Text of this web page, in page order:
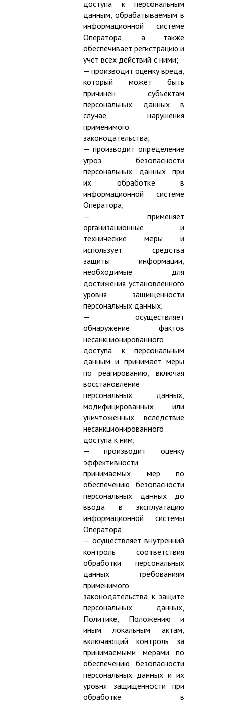
доступа к персональным
данным, обрабатываемым в
информационной системе
Оператора, а также
обеспечивает регистрацию и
учёт всех действий с ними;
— производит оценку вреда,
который может быть
причинен субъектам
персональных данных в
случае нарушения
применимого
законодательства;
— производит определение
угроз безопасности
персональных данных при
их обработке в
информационной системе
Оператора;
— применяет
организационные и
технические меры и
использует средства
защиты информации,
необходимые для
достижения установленного
уровня защищенности
персональных данных;
— осуществляет
обнаружение фактов
несанкционированного
доступа к персональным
данным и принимает меры
по реагированию, включая
восстановление
персональных данных,
модифицированных или
уничтоженных вследствие
несанкционированного
доступа к ним;
— производит оценку
эффективности
принимаемых мер по
обеспечению безопасности
персональных данных до
ввода в эксплуатацию
информационной системы
Оператора;
— осуществляет внутренний
контроль соответствия
обработки персональных
данных требованиям
применимого
законодательства к защите
персональных данных,
Политике, Положению и
иным локальным актам,
включающий контроль за
принимаемыми мерами по
обеспечению безопасности
персональных данных и их
уровня защищенности при
обработке в